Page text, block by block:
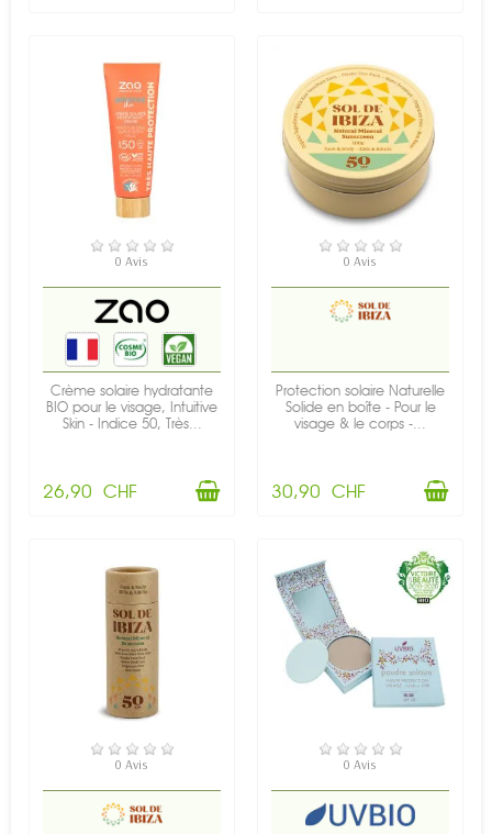
EN STOCK
0 Avis
Crème solaire hydratante
BIO pour le visage, Intuitive
Skin - Indice 50, Très...
26,90 CHF
EN STOCK
0 Avis
Protection solaire Naturelle
Solide en boîte - Pour le
visage & le corps -...
30,90 CHF
EN STOCK
0 Avis
EN STOCK
0 Avis